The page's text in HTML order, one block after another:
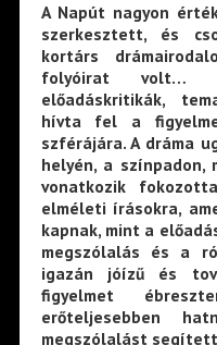
A Napút nagyon
szerkesztett, és
kortárs
folyóirat volt…
előadáskritikák,
hívta fel a
szférájára. A dráma
helyén, a
vonatkozik
elméleti írásokra,
kapnak, mint a
megszólalás és a
igazán jóízű és
figyelmet
erőteljesebben
megszólalást